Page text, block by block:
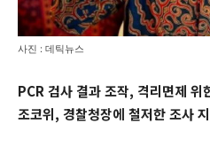
사진 : 데틱뉴스
PCR 검사 결과 조작, 격리면제 위
조코위, 경찰청장에 철저한 조사